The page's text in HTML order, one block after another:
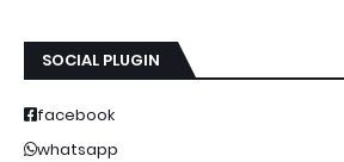
SOCIAL PLUGIN
facebook
whatsapp